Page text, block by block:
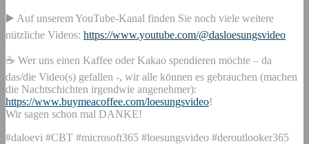
▶️ Auf unserem YouTube-Kanal finden Sie noch viele weitere
nützliche Videos: https://www.youtube.com/@dasloesungsvideo
☕ Wer uns einen Kaffee oder Kakao spendieren möchte – da
das/die Video(s) gefallen -, wir alle können es gebrauchen (machen
die Nachtschichten irgendwie angenehmer):
https://www.buymeacoffee.com/loesungsvideo!
Wir sagen schon mal DANKE!
#daloevi #CBT #microsoft365 #loesungsvideo #deroutlooker365